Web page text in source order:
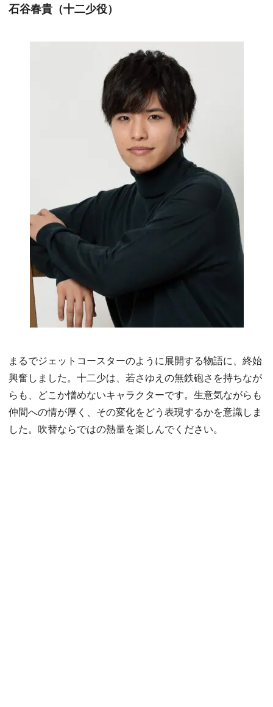
石谷春貴（十二少役）
まるでジェットコースターのように展開する物語に、終始
興奮しました。十二少は、若さゆえの無鉄砲さを持ちなが
らも、どこか憎めないキャラクターです。生意気ながらも
仲間への情が厚く、その変化をどう表現するかを意識しま
した。吹替ならではの熱量を楽しんでください。